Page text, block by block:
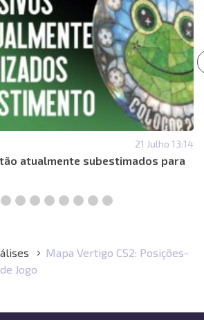
21 Julho 13:14
atualmente subestimados para
Mapa Vertigo CS2: Posições-
Jogo